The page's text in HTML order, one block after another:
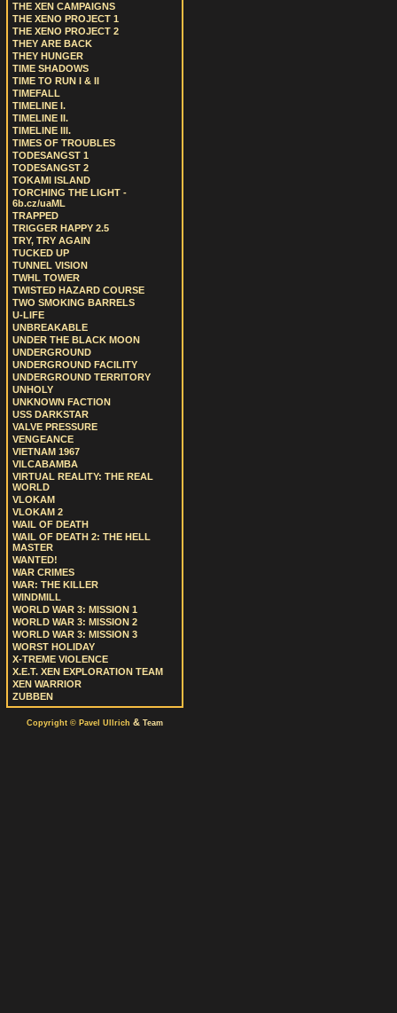
THE XEN CAMPAIGNS
THE XENO PROJECT 1
THE XENO PROJECT 2
THEY ARE BACK
THEY HUNGER
TIME SHADOWS
TIME TO RUN I & II
TIMEFALL
TIMELINE I.
TIMELINE II.
TIMELINE III.
TIMES OF TROUBLES
TODESANGST 1
TODESANGST 2
TOKAMI ISLAND
TORCHING THE LIGHT -
6b.cz/uaML
TRAPPED
TRIGGER HAPPY 2.5
TRY, TRY AGAIN
TUCKED UP
TUNNEL VISION
TWHL TOWER
TWISTED HAZARD COURSE
TWO SMOKING BARRELS
U-LIFE
UNBREAKABLE
UNDER THE BLACK MOON
UNDERGROUND
UNDERGROUND FACILITY
UNDERGROUND TERRITORY
UNHOLY
UNKNOWN FACTION
USS DARKSTAR
VALVE PRESSURE
VENGEANCE
VIETNAM 1967
VILCABAMBA
VIRTUAL REALITY: THE REAL
WORLD
VLOKAM
VLOKAM 2
WAIL OF DEATH
WAIL OF DEATH 2: THE HELL
MASTER
WANTED!
WAR CRIMES
WAR: THE KILLER
WINDMILL
WORLD WAR 3: MISSION 1
WORLD WAR 3: MISSION 2
WORLD WAR 3: MISSION 3
WORST HOLIDAY
X-TREME VIOLENCE
X.E.T. XEN EXPLORATION TEAM
XEN WARRIOR
ZUBBEN
Copyright © Pavel Ullrich & Team